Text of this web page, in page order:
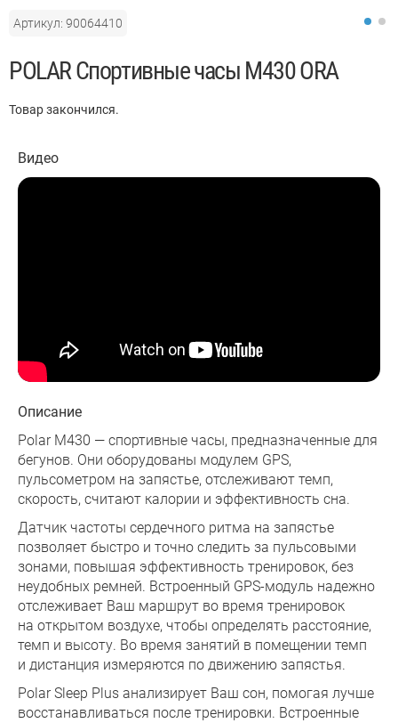
Артикул: 90064410
POLAR Спортивные часы M430 ORA
Товар закончился.
Видео
Описание
Polar M430 — спортивные часы, предназначенные для
бегунов. Они оборудованы модулем GPS,
пульсометром на запястье, отслеживают темп,
скорость, считают калории и эффективность сна.
Датчик частоты сердечного ритма на запястье
позволяет быстро и точно следить за пульсовыми
зонами, повышая эффективность тренировок, без
неудобных ремней. Встроенный GPS-модуль надежно
отслеживает Ваш маршрут во время тренировок
на открытом воздухе, чтобы определять расстояние,
темп и высоту. Во время занятий в помещении темп
и дистанция измеряются по движению запястья.
Polar Sleep Plus анализирует Ваш сон, помогая лучше
восстанавливаться после тренировки. Встроенные